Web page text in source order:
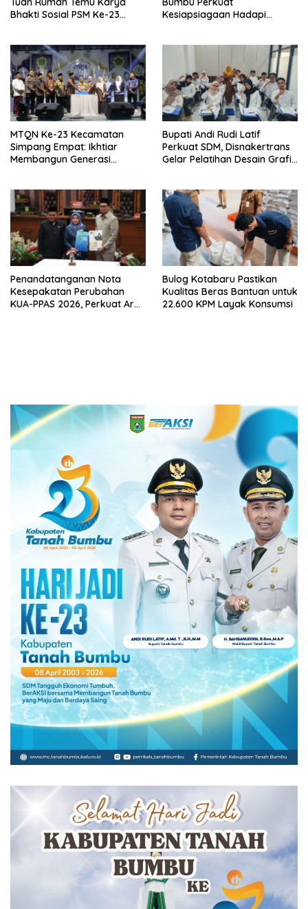
Bhakti Sosial PSM Ke-23
Kesiapsiagaan Hadapi
MTQN Ke-23 Kecamatan
Simpang Empat: Ikhtiar
Membangun Generasi
Bupati Andi Rudi Latif
Perkuat SDM, Disnakertrans
Gelar Pelatihan Desain Grafis
Penandatanganan Nota
Kesepakatan Perubahan
KUA-PPAS 2026, Perkuat Arah
Bulog Kotabaru Pastikan
Kualitas Beras Bantuan untuk
22.600 KPM Layak Konsumsi